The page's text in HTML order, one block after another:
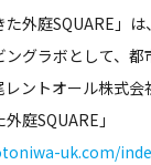
外庭SQUARE」
ングラボとして、
レントオール株式会
外庭SQUARE」
uk.com/